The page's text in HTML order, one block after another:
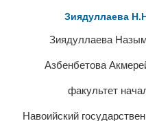
Зиядуллаева
Зиядуллаева
Азбенбетова
факультет
Навоийский